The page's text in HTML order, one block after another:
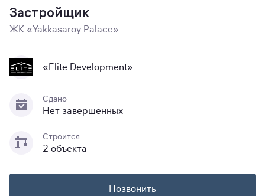
Застройщик
ЖК «Yakkasaroy Palace»
«Elite Development»
Сдано
Нет завершенных
Строится
2 объекта
Позвонить